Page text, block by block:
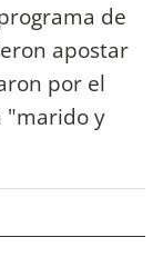
de
apostar
por el
"marido y